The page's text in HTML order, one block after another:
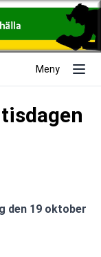
Meny
den 19 oktober